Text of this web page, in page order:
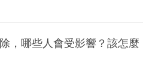
，哪些人會受影響？該怎麼